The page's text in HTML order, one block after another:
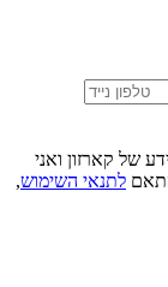
של קארזון ואני
לתנאי השימוש,